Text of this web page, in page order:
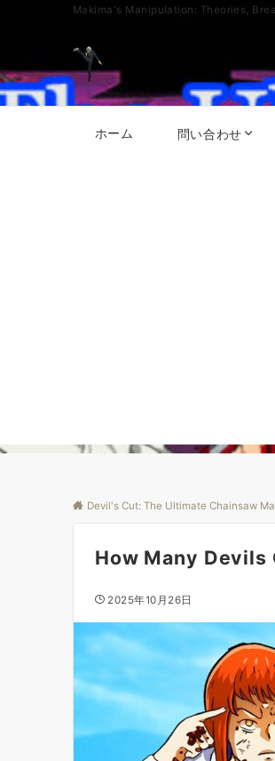
Makima's Manipulation: Theories,
ホーム 問い合わせ
Devil's Cut: The Ultimate Chainsaw
How Many Devils
2025年10月26日